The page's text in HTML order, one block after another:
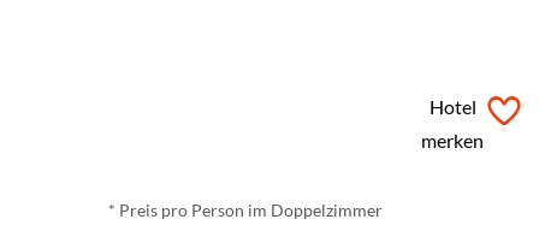
Hotel
merken
* Preis pro Person im Doppelzimmer